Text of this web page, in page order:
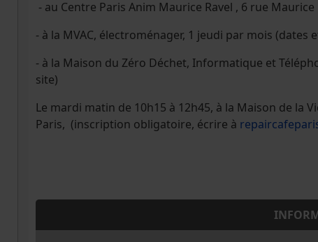
- au Centre Paris Anim Maurice Ravel , 6 rue Maurice
- à la MVAC, électroménager, 1 jeudi par mois (dates
- à la Maison du Zéro Déchet, Informatique et
site)
Le mardi matin de 10h15 à 12h45, à la Maison de la
Paris, (inscription obligatoire, écrire à